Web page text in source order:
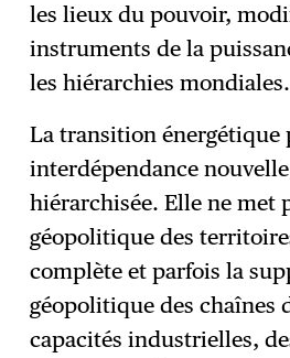
les lieux du pouvoir,
instruments de la
les hiérarchies mondiales.
La transition énergétique
interdépendance
hiérarchisée. Elle ne met
géopolitique des
complète et parfois la
géopolitique des chaînes
capacités industrielles,